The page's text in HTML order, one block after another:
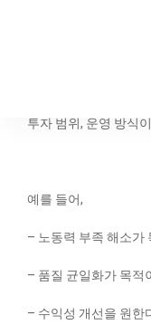
투자 범위, 운영 방식
예를 들어,
– 노동력 부족 해소가
– 품질 균일화가 목적
– 수익성 개선을 원한